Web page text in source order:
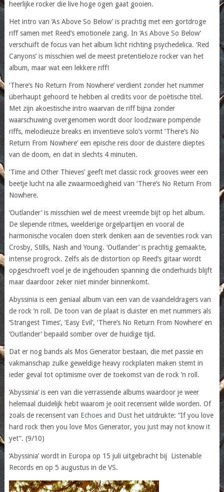
heerlijke rocker die live hoge ogen gaat gooien.
Het intro van ‘As Above So Below’ is prachtig met een gortdroge
riff samen met Reed’s emotionele zang. In ‘As Above So Below’
verschuift de focus van het album licht richting psychedelica. ‘Red
Canyons’ is misschien wel de meest pretentieloze rocker van het
album, maar wat een lekkere riff!
‘There’s No Return From Nowhere’ verdient zonder het nummer
überhaupt gehoord te hebben al credits voor de poëtische titel.
Met zijn akoestische intro waarvan de riff bijna zonder
waarschuwing overgenomen wordt door loodzware pompende
riffs, melodieuze breaks en inventieve solo’s vormt ‘There’s No
Return From Nowhere’ een epische reis door de duistere dieptes
van de doom, en dat in slechts 4 minuten.
‘Time and Other Thieves’ geeft met classic rock grooves weer een
beetje lucht na alle zwaarmoedigheid van ‘There’s No Return From
Nowhere.
‘Outlander’ is misschien wel de meest vreemde bijt op het album.
De slepende ritmes, weelderige orgelpartijen en vooral de
harmonische vocalen doen sterk denken aan de seventies rock van
Crosby, Stills, Nash and Young. ‘Outlander’ is prachtig gemaakte,
intense progrock. Zelfs als de distortion op Reed’s gitaar wordt
opgeschroeft voel je de ingehouden spanning die onderhuids blijft
maar daardoor zeker niet minder binnenkomt.
Abyssinia is een geniaal album van een van de vaandeldragers van
de rock ’n roll. De toon van de plaat is duister en met nummers als
‘Strangest Times’, ‘Easy Evil’, ‘There’s No Return From Nowhere’ en
‘Outlander’ bepaald somber over de huidige tijd.
Dat er nog bands als Mos Generator bestaan, die met passie en
vakmanschap zulke geweldige heavy rockplaten maken stemt in
ieder geval tot optimisme over de toekomst van de rock ’n roll.
‘Abyssinia’ is een van die verrassende albums waardoor je weer
helemaal duidelijk hebt waarom je ooit recensent wilde worden. Of
zoals de recensent van Echoes and Dusthet uitdrukte: “If you love
hard rock then you love Mos Generator, you just may not know it
yet”. (9/10)
‘Abyssinia’ wordt in Europa op 15 juli uitgebracht bij Listenable
Records en op 5 augustus in de VS.